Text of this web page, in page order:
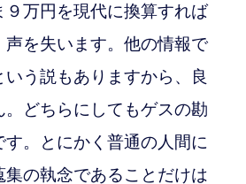
９万円を現代に換算すれば
声を失います。他の情報で
う説もありますから、良
。どちらにしてもゲスの勘
す。とにかく普通の人間に
集の執念であることだけは